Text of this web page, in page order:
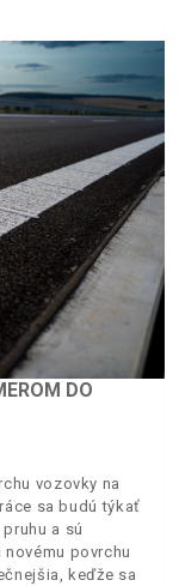
DO
vozovky na
sa budú týkať
a sú
povrchu
keďže sa